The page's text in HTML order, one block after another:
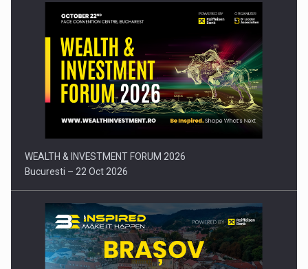
Comunicat de presa: Joburile part-time reincep sa intre pe…
WEALTH & INVESTMENT FORUM 2026
Bucuresti – 22 Oct 2026